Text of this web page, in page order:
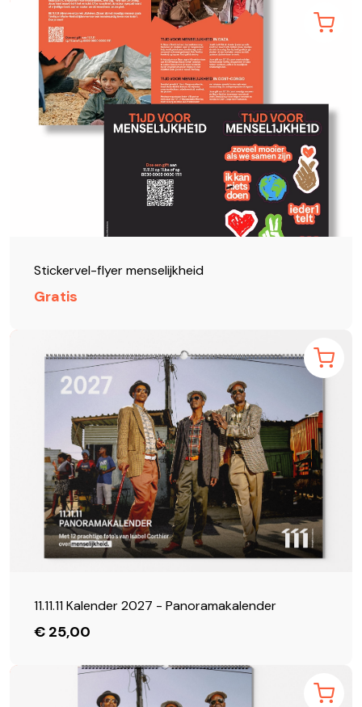
Stickervel-flyer menselijkheid
Gratis
11.11.11 Kalender 2027 - Panoramakalender
€ 25,00